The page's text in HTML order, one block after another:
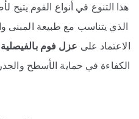
هذا التنوع في أنواع الفوم يتيح
الذي يتناسب مع طبيعة المبنى
الاعتماد على عزل فوم
الكفاءة في حماية الأسطح